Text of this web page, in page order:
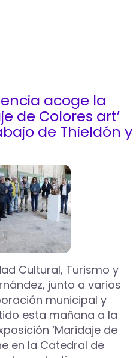
acoge la
de Colores art’
de Thieldón y
Cultural, Turismo y
junto a varios
municipal y
esta mañana a la
‘Maridaje de
en la Catedral de